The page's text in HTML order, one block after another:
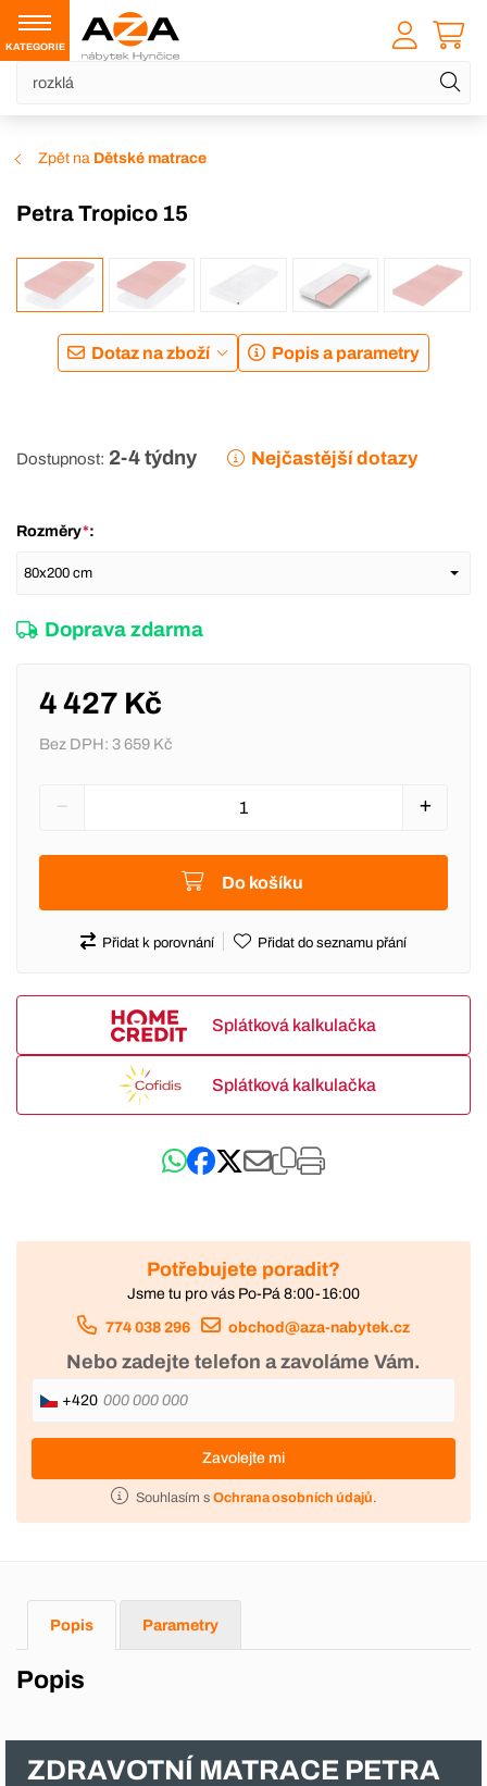
KATEGORIE
Zpět na Dětské matrace
Petra Tropico 15
DOPRAVA ZDARMA
Dotaz na zboží Popis a parametry
Dostupnost: 2-4 týdny Nejčastější dotazy
Rozměry*:
Doprava zdarma
4 427 Kč
Bez DPH: 3 659 Kč
Do košíku
Přidat k porovnání Přidat do seznamu přání
Splátková kalkulačka
Splátková kalkulačka
Potřebujete poradit?
Jsme tu pro vás Po-Pá 8:00-16:00
774 038 296 obchod@aza-nabytek.cz
Nebo zadejte telefon a zavoláme Vám.
+420
Zavolejte mi
Souhlasím s Ochrana osobních údajů.
Popis Parametry
Popis
ZDRAVOTNÍ MATRACE PETRA